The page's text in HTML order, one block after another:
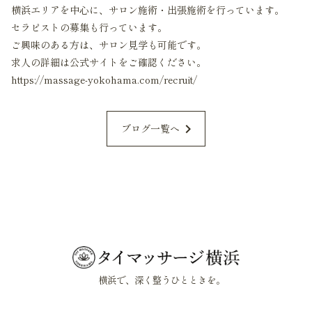
横浜エリアを中心に、サロン施術・出張施術を行っています。
セラピストの募集も行っています。
ご興味のある方は、サロン見学も可能です。
求人の詳細は公式サイトをご確認ください。
https://massage-yokohama.com/recruit/
ブログ一覧へ chevron_right
横浜で、深く整うひとときを。